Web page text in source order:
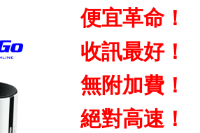
便宜革命！
收訊最好！
無附加費！
絕對高速！